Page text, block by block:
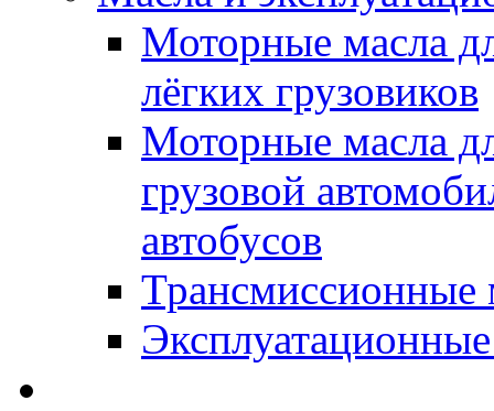
Моторные масла
лёгких грузовиков
Моторные масла
грузовой
автобусов
Трансмиссионные